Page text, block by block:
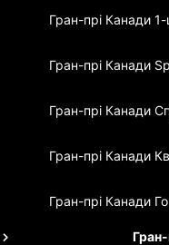
Гран-прі Канади 1-
Гран-прі Канади
Гран-прі Канади
Гран-прі Канади
Гран-прі Канади